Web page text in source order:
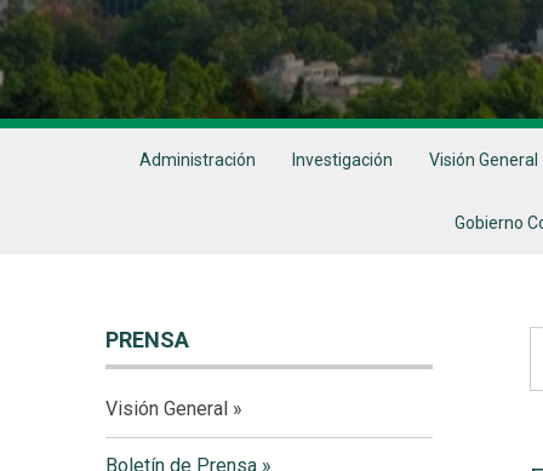
Administración Investigación Visión General
Gobierno
PRENSA
Visión General
Boletín de Prensa